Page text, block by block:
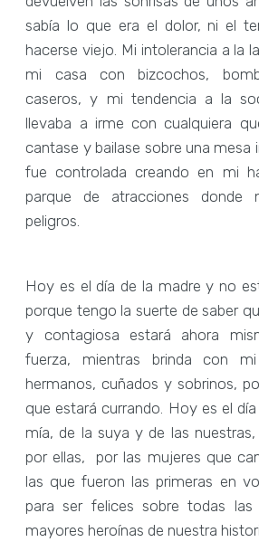
sabía lo que era el dolor, ni el
hacerse viejo. Mi intolerancia a la
mi casa con bizcochos,
caseros, y mi tendencia a la
llevaba a irme con cualquiera
cantase y bailase sobre una mesa
fue controlada creando en mi
parque de atracciones donde
peligros.
Hoy es el día de la madre y no
porque tengo la suerte de saber
y contagiosa estará ahora
fuerza, mientras brinda con
hermanos, cuñados y sobrinos,
que estará currando. Hoy es el
mía, de la suya y de las
por ellas, por las mujeres que
las que fueron las primeras en
para ser felices sobre todas
mayores heroínas de nuestra